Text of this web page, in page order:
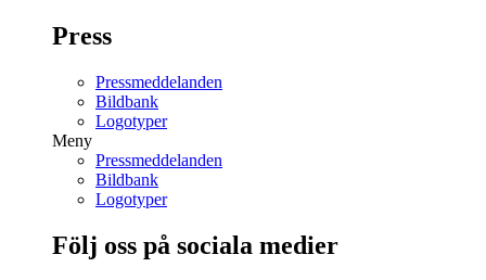
Press
Pressmeddelanden
Bildbank
Logotyper
Meny
Pressmeddelanden
Bildbank
Logotyper
Följ oss på sociala medier